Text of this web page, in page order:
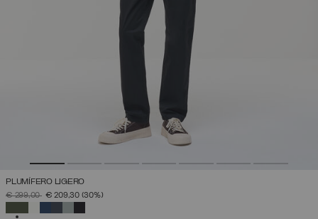
PLUMÍFERO LIGERO
PRECIO REBAJADO DE
€ 299,00A€ 209,30 (30%)